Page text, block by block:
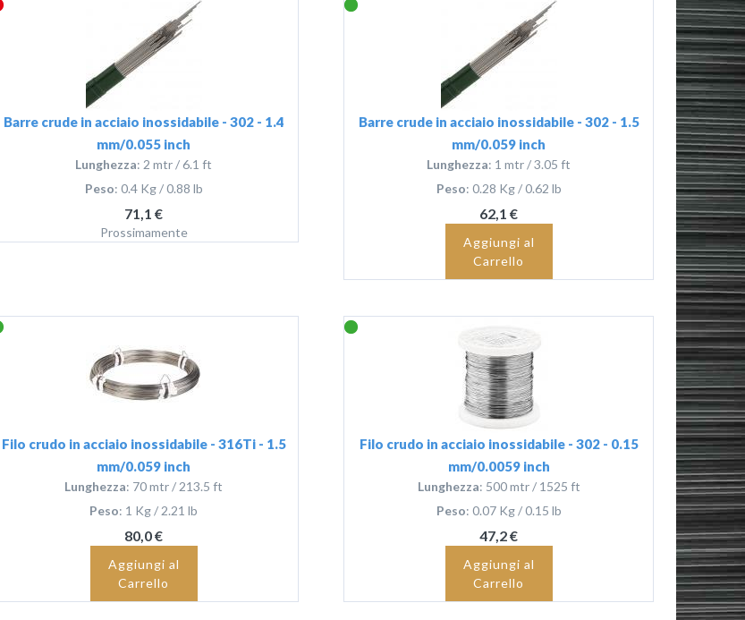
Barre crude in acciaio inossidabile - 302 - 1.4
mm/0.055 inch
Lunghezza: 2 mtr / 6.1 ft
Peso: 0.4 Kg / 0.88 lb
71,1 €
Prossimamente
Barre crude in acciaio inossidabile - 302 - 1.5
mm/0.059 inch
Lunghezza: 1 mtr / 3.05 ft
Peso: 0.28 Kg / 0.62 lb
62,1 €
Aggiungi al
Carrello
Filo crudo in acciaio inossidabile - 316Ti - 1.5
mm/0.059 inch
Lunghezza: 70 mtr / 213.5 ft
Peso: 1 Kg / 2.21 lb
80,0 €
Aggiungi al
Carrello
Filo crudo in acciaio inossidabile - 302 - 0.15
mm/0.0059 inch
Lunghezza: 500 mtr / 1525 ft
Peso: 0.07 Kg / 0.15 lb
47,2 €
Aggiungi al
Carrello